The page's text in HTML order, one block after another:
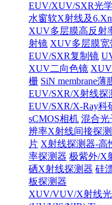
EUV/XUV/SXR光
水窗软X射线及
XUV多层膜高反射
射镜 XUV多层膜宽
EUV/SXR复制镜
XUV二向色镜
栅 SiN membrane薄
EUV/SXR/X射线探
EUV/SXR/X-Ray科
sCMOS相机 混合光
辨率X射线间接探
片 X射线探测器-高
率探测器 极紫外/X
硒X射线探测器 硅
板探测器
XUV/VUV/X射线